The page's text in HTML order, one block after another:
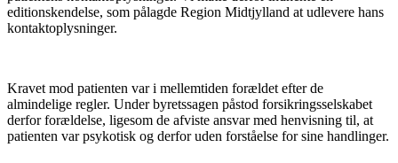
editionskendelse, som pålagde Region Midtjylland at udlevere hans
kontaktoplysninger.
Kravet mod patienten var i mellemtiden forældet efter de
almindelige regler. Under byretssagen påstod forsikringsselskabet
derfor forældelse, ligesom de afviste ansvar med henvisning til, at
patienten var psykotisk og derfor uden forståelse for sine handlinger.